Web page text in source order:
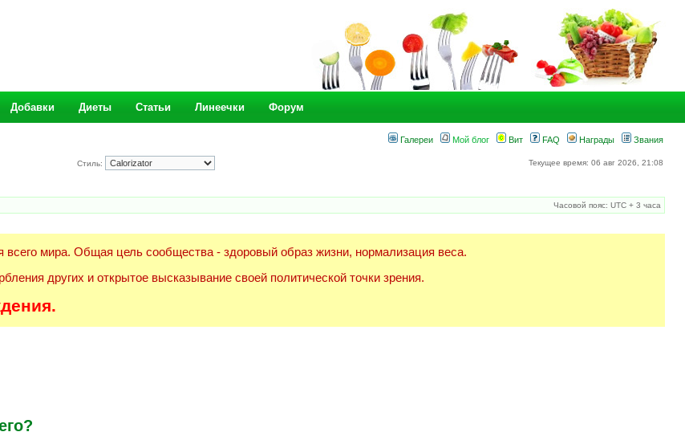
Добавки Диеты Статьи Линеечки Форум
Галереи Мой блог Вит FAQ Награды Звания
Стиль: Текущее время: 06 авг 2026, 21:08
Часовой пояс: UTC + 3 часа
мира. Общая цель сообщества - здоровый образ жизни, нормализация веса.
других и открытое высказывание своей политической точки зрения.